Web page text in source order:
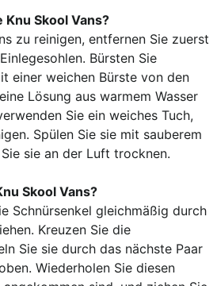
Skool Vans?
zu reinigen, entfernen Sie zuerst
Bürsten Sie
einer weichen Bürste von den
Lösung aus warmem Wasser
Sie ein weiches Tuch,
Spülen Sie sie mit sauberem
sie an der Luft trocknen.
Skool Vans?
Schnürsenkel gleichmäßig durch
Kreuzen Sie die
Sie sie durch das nächste Paar
Wiederholen Sie diesen